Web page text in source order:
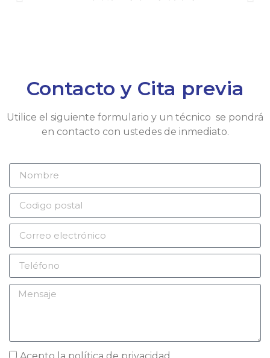
Contacto y Cita previa
Utilice el siguiente formulario y un técnico se pondrá
en contacto con ustedes de inmediato.
Acepto la política de privacidad